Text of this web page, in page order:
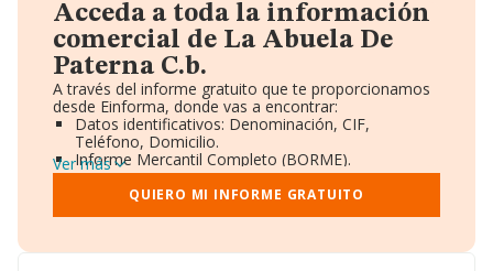
Acceda a toda la información
comercial de La Abuela De
Paterna C.b.
A través del informe gratuito que te proporcionamos
desde Einforma, donde vas a encontrar:
Datos identificativos: Denominación, CIF,
Teléfono, Domicilio.
Informe Mercantil Completo (BORME).
Gráficos de Evolución Ventas y Empleados.
Consejo de Administración y Administradores.
Directivos y Ejecutivos.
Ver más
QUIERO MI INFORME GRATUITO